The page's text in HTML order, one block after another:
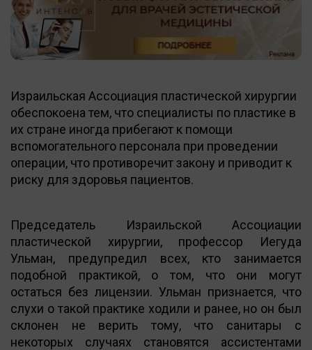
Израильская Ассоциация пластической хирургии
обеспокоена тем, что специалисты по пластике в
их стране иногда прибегают к помощи
вспомогательного персонала при проведении
операции, что противоречит закону и приводит к
риску для здоровья пациентов.
Председатель Израильской Ассоциации
пластической хирургии, профессор Иегуда
Ульман, предупредил всех, кто занимается
подобной практикой, о том, что они могут
остаться без лицензии. Ульман признается, что
слухи о такой практике ходили и ранее, но он был
склонен не верить тому, что санитары с
некоторых случаях становятся ассистентами